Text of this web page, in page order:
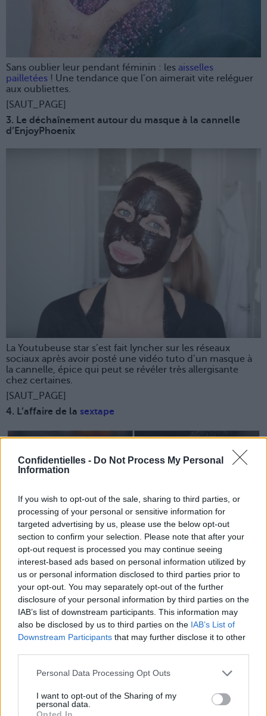
Confidentielles - Do Not Process My Personal
Information
If you wish to opt-out of the sale, sharing to third parties, or
processing of your personal or sensitive information for
targeted advertising by us, please use the below opt-out
section to confirm your selection. Please note that after your
opt-out request is processed you may continue seeing
interest-based ads based on personal information utilized by
us or personal information disclosed to third parties prior to
your opt-out. You may separately opt-out of the further
disclosure of your personal information by third parties on the
IAB’s list of downstream participants. This information may
also be disclosed by us to third parties on the IAB’s List of
Downstream Participants that may further disclose it to other
Personal Data Processing Opt Outs
I want to opt-out of the Sharing of my
personal data.
Opted In
Sans oublier leur pendant féminin : les aisselles
pailletées ! Une tendance que l’on aimerait vite reléguer
aux oubliettes.
[SAUT_PAGE]
3. Le déchaînement autour du masque à la cannelle
d’EnjoyPhoenix
La Youtubeuse star s’est fait lyncher sur les réseaux
sociaux après avoir posté une vidéo tuto d’un masque à
la cannelle, épice qui peut se révéler très allergisante
chez certaines.
[SAUT_PAGE]
4. L’affaire de la sextape
Qui court toujours d’ailleurs… Entre Mathieu Valbuena et
Karim Benzema, on ne sait pas comment ça se terminera.
[SAUT_PAGE]
5. Lebubble nail art